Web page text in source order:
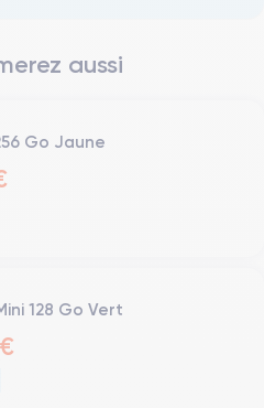
aussi
Go Jaune
128 Go Vert